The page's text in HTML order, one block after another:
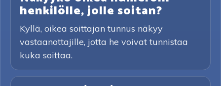
henkilölle, jolle soitan?
Kyllä, oikea soittajan tunnus näkyy
vastaanottajille, jotta he voivat tunnistaa
kuka soittaa.